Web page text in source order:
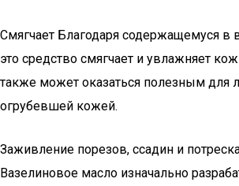
Смягчает Благодаря содержащемуся в
это средство смягчает и увлажняет
также может оказаться полезным для
огрубевшей кожей.
Заживление порезов, ссадин и
Вазелиновое масло изначально